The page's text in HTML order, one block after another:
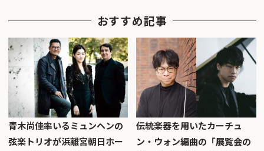
おすすめ記事
青木尚佳率いるミュンヘンの
弦楽トリオが浜離宮朝日ホー
伝統楽器を用いたカーチュ
ン・ウォン編曲の「展覧会の